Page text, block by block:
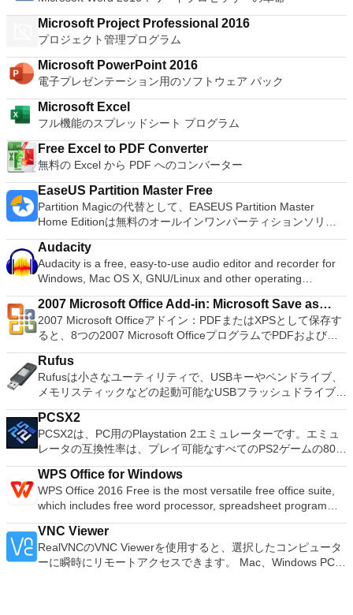
Microsoft Project Professional 2016
プロジェクト管理プログラム
Microsoft PowerPoint 2016
電子プレゼンテーション用のソフトウェア パック
Microsoft Excel
フル機能のスプレッドシート プログラム
Free Excel to PDF Converter
無料の Excel から PDF へのコンバーター
EaseUS Partition Master Free
Partition Magicの代替として、EASEUS Partition Master
Home Editionは無料のオールインワンパーティションソリュ
ーションおよびディスク管理ユーティリティです。パーティシ
ョンの拡張（特にシステムドライブ用）、ディスク領域の管
理、MBRおよびGUIDパーティションテーブル（GPT）ディス
クのディスク領域不足の問題の解決を可能にします。 パーテ
ィションのサイズ変更/移動システムドライブを拡張するディ
スクとパーティションをコピーパーティションをマージ分割パ
ーティション空き領域を再分配するダイナミックディスクの変
換パーティションを回復する
Audacity
Audacity is a free, easy-to-use audio editor and recorder for
Windows, Mac OS X, GNU/Linux and other operating
systems. You can use Audacity to: Record live audio. Convert
tapes and records into digital recordings or CDs. Edit Ogg
Vorbis, MP3, WAV or AIFF sound files. Cut, copy, splice or mix
sounds together. Change the speed or pitch of a recording.
Add new effects with LADSPA plug-ins. And more!
2007 Microsoft Office Add-in: Microsoft Save as
PDF or XPS
2007 Microsoft Officeアドイン：PDFまたはXPSとして保存す
ると、8つの2007 Microsoft OfficeプログラムでPDFおよび
XPS形式にエクスポートして保存できます。このツールを使用
すると、これらのプログラムのサブセットでPDF形式および
XPS形式の電子メール添付ファイルとして送信することもでき
ます（特定の機能はプログラムによって異なります）。 この
ダウンロードは、次のOfficeプログラムで動作します。
Microsoft Office Access 2007。 Microsoft Office Excel 2007。
Microsoft Office InfoPath 2007。 Microsoft Office OneNote
2007。 Microsoft Office PowerPoint 2007。 Microsoft Office
Publisher 2007。 Microsoft Office Visio 2007。 Microsoft
Office Word 2007。 2007 Microsoft Officeプログラムのこの
Microsoft Save as PDFまたはXPSアドインは、2007 Microsoft
Office systemソフトウェアの補足条項であり、2007 Microsoft
Office systemソフトウェアのライセンス条項の対象となりま
す。 システム要件：サポートされているオペレーティングシ
ステム。 Windows Server 2003、Windows Vista、Windows
Rufus
Rufusは小さなユーティリティで、USBキーやペンドライブ、
メモリスティックなどの起動可能なUSBフラッシュドライブを
フォーマットおよび作成できます。 Rufusは、次のシナリオで
役立ちます。 Windows、Linux、およびUEFI用の起動可能な
ISOからUSBインストールメディアを作成する必要がある場
合。 OSがインストールされていないシステムで作業する必要
がある場合。 BIOSまたはその他のファームウェアをDOSから
フラッシュする必要がある場合。 低レベルのユーティリティ
を実行する必要がある場合。 Rufusは次の* ISOで動作しま
す：Arch Linux、Archbang、BartPE / pebuilder、CentOS、
Damn Small Linux、Fedora、FreeDOS、Gentoo、
gNewSense、Hiren&#39;s Boot CD、LiveXP、Knoppix、
Kubuntu、Linux Mint、NT Password Registry Editor、
OpenSUSE、Parted Magic、Slackware、Tails、Trinity
PCSX2
PCSX2は、PC用のPlaystation 2エミュレーターです。エミュ
レータの互換性率は、プレイ可能なすべてのPS2ゲームの80％
以上を誇っています。かなり強力なコンピューターを所有して
いる場合、PCSX2は優れたエミュレーターです。また、この
アプリケーションはローエンドコンピューターのサポートも提
供するため、Playstation 2コンソールのすべての所有者は、
PCで動作するゲームを見ることができます。 PCSX2エミュレ
ーターを使用すると、PS2コントローラーを使用して、本物の
プレイステーション体験をシミュレートできます。このアプリ
ケーションでは、ディスクからゲームを直接実行することも、
WPS Office for Windows
WPS Office 2016 Free is the most versatile free office suite,
which includes free word processor, spreadsheet program
and presentation maker. With these three programs you will
easily be able to deal with any office related tasks. WPS
Office 2016 Free has multiple language support for English,
French, German, Spanish, Portuguese,Russian and Polish
VNC Viewer
RealVNCのVNC Viewerを使用すると、選択したコンピュータ
ーに瞬時にリモートアクセスできます。 Mac、Windows PC、